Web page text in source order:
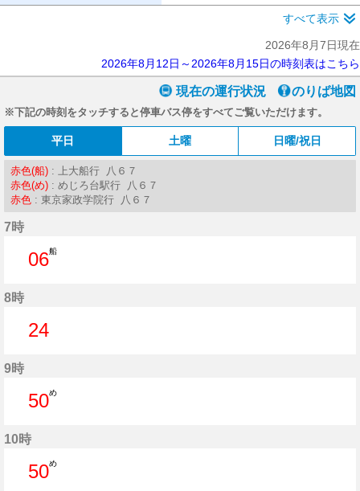
すべて表示
2026年8月7日現在
2026年8月12日～2026年8月15日の時刻表はこちら
現在の運行状況 のりば地図
※下記の時刻をタッチすると停車バス停をすべてご覧いただけます。
平日 土曜 日曜/祝日
赤色(船) : 上大船行 八６７
赤色(め) : めじろ台駅行 八６７
赤色 : 東京家政学院行 八６７
7時
06船
8時
24
9時
50め
10時
50め